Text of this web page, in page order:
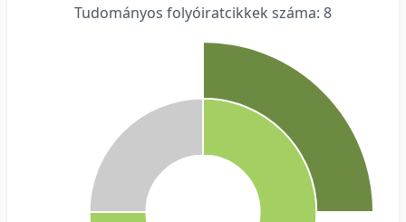
Tudományos folyóiratcikkek száma: 8